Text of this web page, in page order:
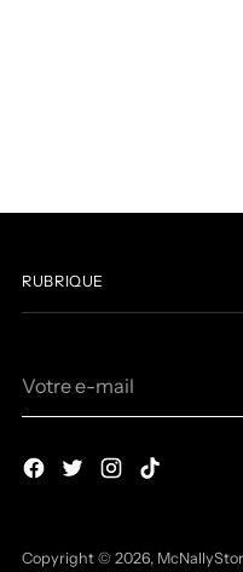
RUBRIQUE
e-
Copyright © 2026,